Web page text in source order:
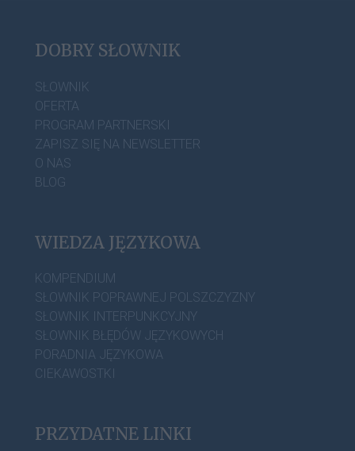
DOBRY SŁOWNIK
SŁOWNIK
OFERTA
PROGRAM PARTNERSKI
ZAPISZ SIĘ NA NEWSLETTER
O NAS
BLOG
WIEDZA JĘZYKOWA
KOMPENDIUM
SŁOWNIK POPRAWNEJ POLSZCZYZNY
SŁOWNIK INTERPUNKCYJNY
SŁOWNIK BŁĘDÓW JĘZYKOWYCH
PORADNIA JĘZYKOWA
CIEKAWOSTKI
PRZYDATNE LINKI